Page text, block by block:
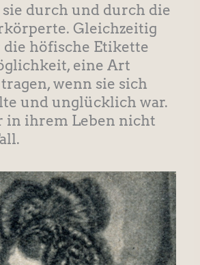
durch und durch die
Gleichzeitig
höfische Etikette
eine Art
wenn sie sich
und unglücklich war.
in ihrem Leben nicht